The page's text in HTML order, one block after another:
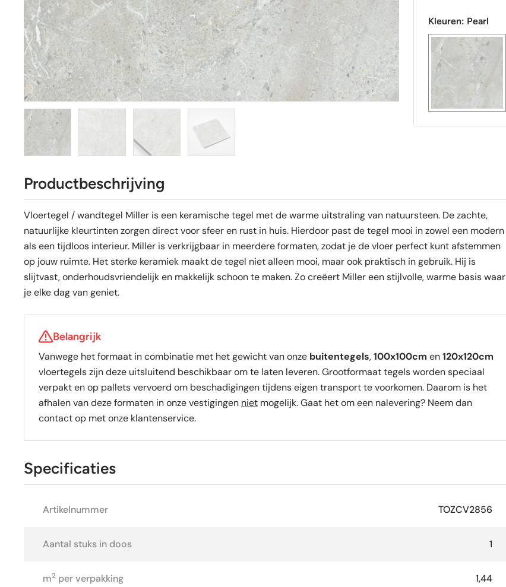
R9
aantal
Kleuren: Pearl
Productbeschrijving
Vloertegel / wandtegel Miller is een keramische tegel met de warme uitstraling van natuursteen. De zachte,
natuurlijke kleurtinten zorgen direct voor sfeer en rust in huis. Hierdoor past de tegel mooi in zowel een modern
als een tijdloos interieur. Miller is verkrijgbaar in meerdere formaten, zodat je de vloer perfect kunt afstemmen
op jouw ruimte. Het sterke keramiek maakt de tegel niet alleen mooi, maar ook praktisch in gebruik. Hij is
slijtvast, onderhoudsvriendelijk en makkelijk schoon te maken. Zo creëert Miller een stijlvolle, warme basis waar
je elke dag van geniet.
Belangrijk
Vanwege het formaat in combinatie met het gewicht van onze buitentegels,100x100cm en120x120cm
vloertegels zijn deze uitsluitend beschikbaar om te laten leveren. Grootformaat tegels worden speciaal
verpakt en op pallets vervoerd om beschadigingen tijdens eigen transport te voorkomen. Daarom is het
afhalen van deze formaten in onze vestigingen niet mogelijk. Gaat het om een nalevering? Neem dan
contact op met onze klantenservice.
Specificaties
Artikelnummer TOZCV2856
Aantal stuks in doos 1
m2 per verpakking 1,44